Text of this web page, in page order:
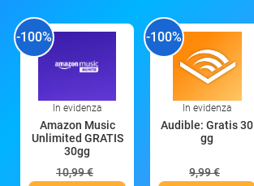
-100%
In evidenza
Amazon Music
Unlimited GRATIS
30gg
10,99 €
-100%
In evidenza
Audible: Gratis 30
gg
9,99 €